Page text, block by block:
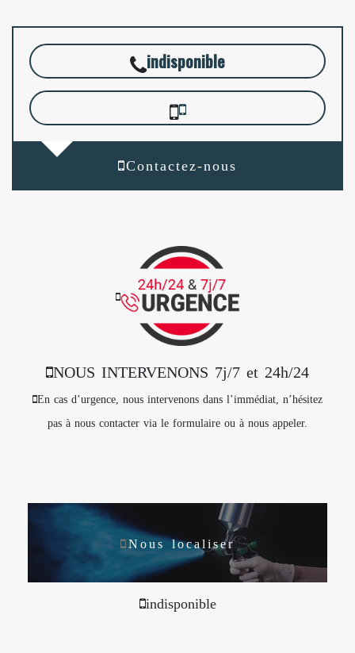
indisponible
Contactez-nous
NOUS INTERVENONS 7j/7 et 24h/24
En cas d’urgence, nous intervenons dans l’immédiat, n’hésitez
pas à nous contacter via le formulaire ou à nous appeler.
Nous localiser
indisponible